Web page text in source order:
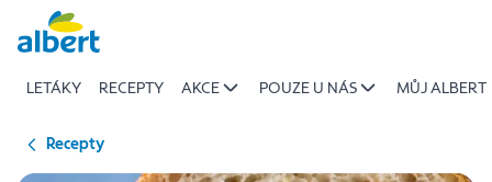
Přeskočit
LETÁKY RECEPTY AKCE POUZE U NÁS MŮJ ALBERT
Recepty